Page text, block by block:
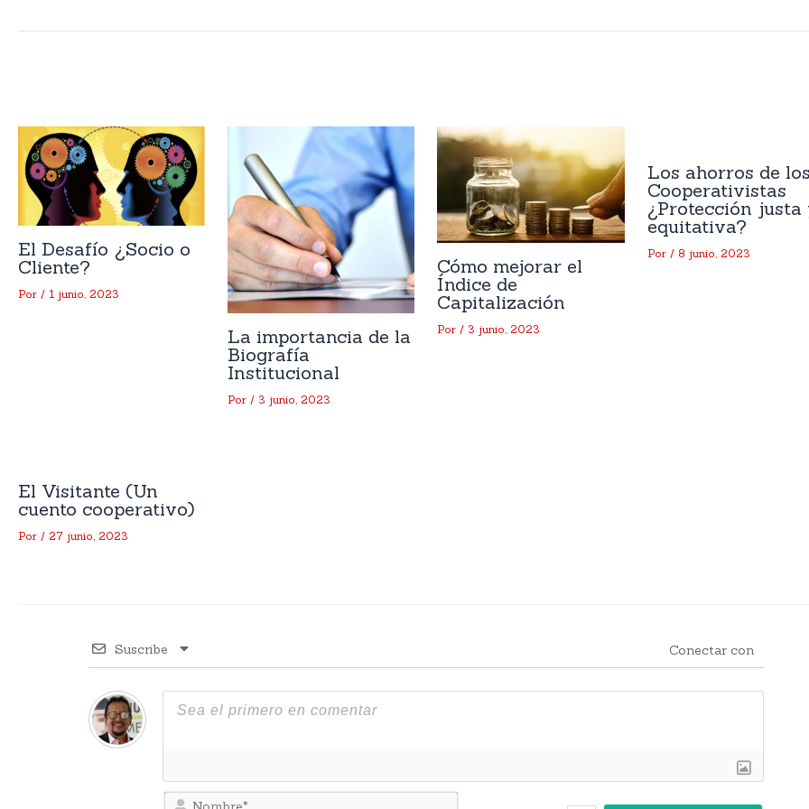
El Desafío ¿Socio o
Cliente?
Por / 1 junio, 2023
La importancia de la
Biografía
Institucional
Por/ 3 junio, 2023
Cómo mejorar el
Índice de
Capitalización
Por/ 3 junio, 2023
Los ahorros de
Cooperativistas
¿Protección justa
equitativa?
Por / 8 junio, 2023
El Visitante (Un
cuento cooperativo)
Por / 27 junio, 2023
Suscribe Conectar con